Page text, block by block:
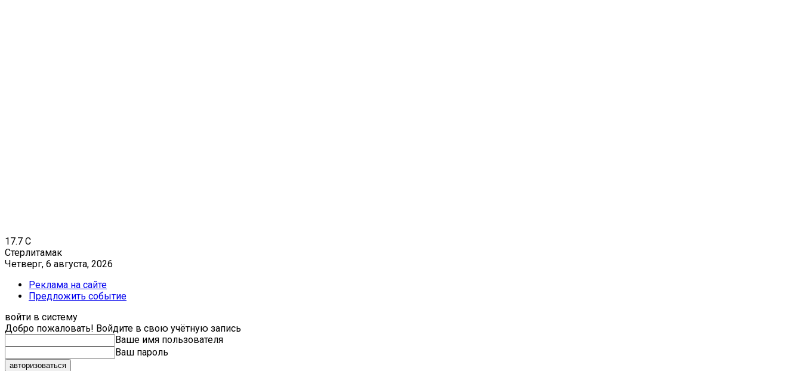
17.7 C
Стерлитамак
Четверг, 6 августа, 2026
Реклама на сайте
Предложить событие
войти в систему
Добро пожаловать! Войдите в свою учётную запись
Ваше имя пользователя
Ваш пароль